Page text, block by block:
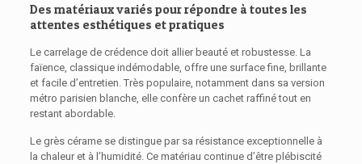
Des matériaux variés pour répondre à toutes les
attentes esthétiques et pratiques
Le carrelage de crédence doit allier beauté et robustesse. La
faïence, classique indémodable, offre une surface fine, brillante
et facile d’entretien. Très populaire, notamment dans sa version
métro parisien blanche, elle confère un cachet raffiné tout en
restant abordable.
Le grès cérame se distingue par sa résistance exceptionnelle à
la chaleur et à l’humidité. Ce matériau continue d’être plébiscité